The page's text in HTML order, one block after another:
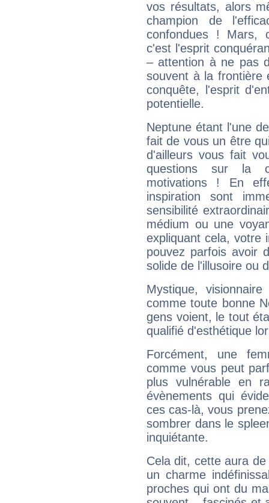
vos résultats, alors
champion de
confondues ! Mars,
c'est l'esprit
– attention à ne pas
souvent à la frontière
conquête, l'esprit
potentielle.
Neptune étant l'une
fait de vous un être
d'ailleurs vous fait
questions sur la
motivations ! En
inspiration sont
sensibilité
médium ou une
expliquant cela, votre
pouvez parfois avoir
solide de l'illusoire ou
Mystique,
comme toute bonne
gens voient, le tout
qualifié d'esthétique
Forcément, une
comme vous peut
plus vulnérable en
évènements qui
ces cas-là, vous
sombrer dans le
inquiétante.
Cela dit, cette aura
un charme
proches qui ont du